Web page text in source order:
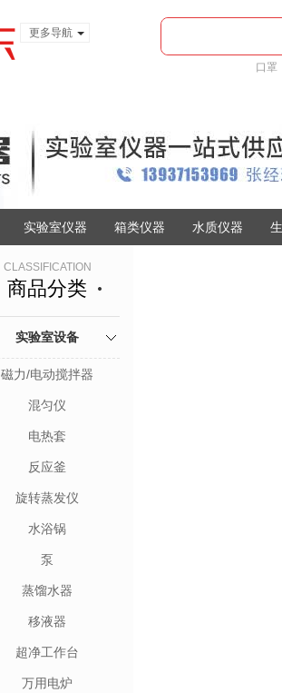
更多导航
口罩
实验室仪器 箱类仪器 水质仪器
CLASSIFICATION
商品分类
实验室设备
磁力/电动搅拌器
混匀仪
电热套
反应釜
旋转蒸发仪
水浴锅
泵
蒸馏水器
移液器
超净工作台
万用电炉